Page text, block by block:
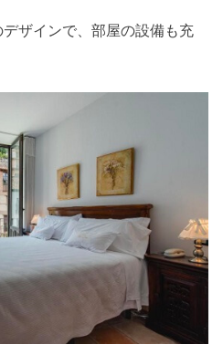
ザインで、部屋の設備も充